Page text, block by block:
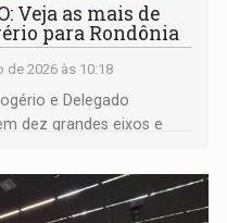
Veja as mais de
para Rondônia
de 2026 às 10:18
e Delegado
dez grandes eixos e